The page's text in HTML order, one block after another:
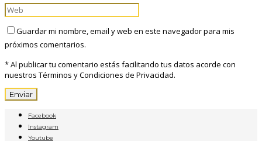
Guardar mi nombre, email y web en este navegador para mis
próximos comentarios.
* Al publicar tu comentario estás facilitando tus datos acorde con
nuestros Términos y Condiciones de Privacidad.
Facebook
Instagram
Youtube